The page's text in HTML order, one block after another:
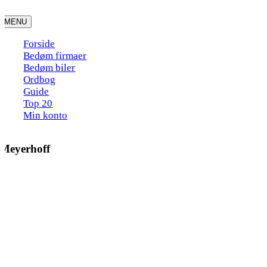
to
content
MENU
Forside
Bedøm firmaer
Bedøm biler
Ordbog
Guide
Top 20
Min konto